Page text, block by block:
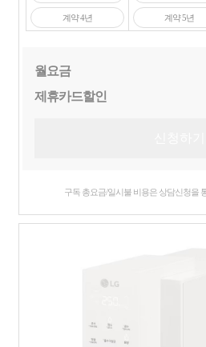
계약 4년 계약 5년
월요금
제휴카드할인
구독 총요금/일시불 비용은 상담신청을